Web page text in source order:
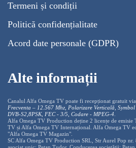
Termeni și condiții
Politică confidențialitate
Acord date personale (GDPR)
Alte informații
Canalul Alfa Omega TV poate fi recepționat gratuit via
Frecventa – 12.567 Mhz, Polarizare Verticală,
DVB-S2,8PSK, FEC - 3/5, Codare - MPEG-4
Alfa Omega TV Production deține 2 licențe de emisie
TV și Alfa Omega TV Internațional. Alfa Omega TV
"Alfa Omega TV Magazin".
SC Alfa Omega TV Production SRL, Str Aurel Pop nr.